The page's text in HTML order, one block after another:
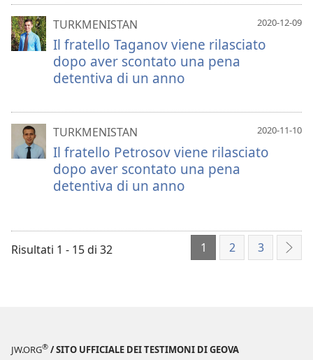
2020-12-09
TURKMENISTAN
Il fratello Taganov viene rilasciato
dopo aver scontato una pena
detentiva di un anno
2020-11-10
TURKMENISTAN
Il fratello Petrosov viene rilasciato
dopo aver scontato una pena
detentiva di un anno
Risultati 1 - 15 di 32 1 2 3
JW.ORG® / SITO UFFICIALE DEI TESTIMONI DI GEOVA